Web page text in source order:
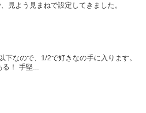
見よう見まねで設定してきました。
下なので、1/2で好きなの手に入ります。
！ 手堅...